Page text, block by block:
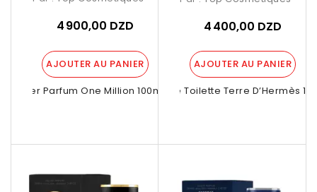
Tester Parfum One Million 100ml –...
4 900,00 DZD
AJOUTER AU PANIER
Eau De Toilette Terre D’Hermès
4 400,00 DZD
AJOUTER AU PANIER